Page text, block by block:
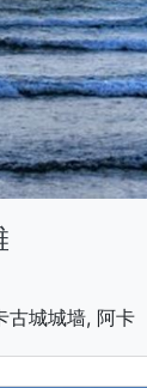
古城城墙, 阿卡